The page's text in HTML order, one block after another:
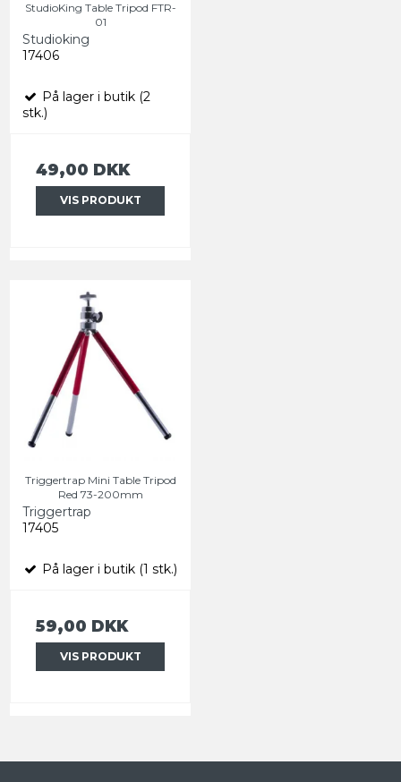
StudioKing Table Tripod FTR-
01
Studioking
17406
På lager i butik (2
stk.)
49,00 DKK
VIS PRODUKT
Triggertrap Mini Table Tripod
Red 73-200mm
Triggertrap
17405
På lager i butik (1 stk.)
59,00 DKK
VIS PRODUKT